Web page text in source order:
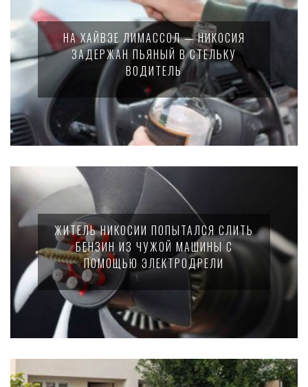
НА ХАЙВЭЕ ЛИМАССОЛ — НИКОСИЯ
ЗАДЕРЖАН ПЬЯНЫЙ В СТЕЛЬКУ
ВОДИТЕЛЬ
ЖИТЕЛЬ НИКОСИИ ПОПЫТАЛСЯ СЛИТЬ
БЕНЗИН ИЗ ЧУЖОЙ МАШИНЫ С
ПОМОЩЬЮ ЭЛЕКТРОДРЕЛИ